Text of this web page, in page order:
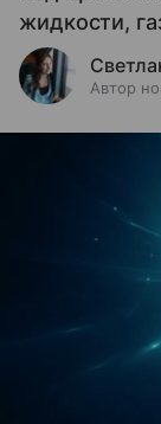
жидкости,
Автор